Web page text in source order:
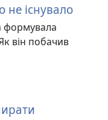
не існувало
формувала
він побачив